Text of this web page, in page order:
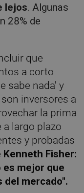
lejos. Algunas
28% de
que
a corto
sabe nada' y
inversores a
la prima
a largo plazo
y probadas
Kenneth Fisher:
es mejor que
mercado".